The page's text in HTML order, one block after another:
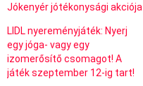
Jókenyér jótékonysági akciója
LIDL nyereményjáték: Nyerj
egy jóga- vagy egy
izomerősítő csomagot! A
játék szeptember 12-ig tart!